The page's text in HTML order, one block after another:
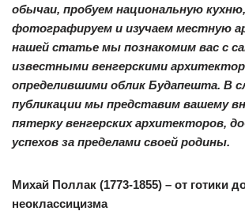
обычаи, пробуем национальную кухню,
фотографируем и изучаем местную
нашей статье мы познакомим вас с
известными венгерскими
определившими облик Будапешта. В
публикации мы представим вашему
пятерку венгерских архитекторов,
успехов за пределами своей родины.
Михай Поллак (1773-1855) – от готики
неоклассицизма